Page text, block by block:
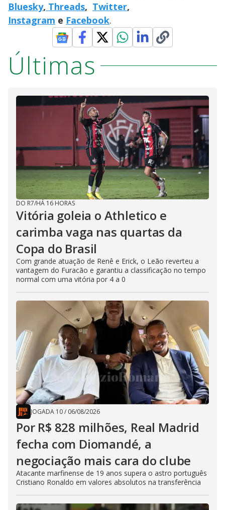
Bluesky, Threads, Twitter,
Instagram e Facebook.
Últimas
DO R7/HÁ 16 HORAS
Vitória goleia o Athletico e
carimba vaga nas quartas da
Copa do Brasil
Com grande atuação de Renê e Erick, o Leão reverteu a
vantagem do Furacão e garantiu a classificação no tempo
normal com uma vitória por 4 a 0
JOGADA 10/ 06/08/2026
Por R$ 828 milhões, Real Madrid
fecha com Diomandé, a
negociação mais cara do clube
Atacante marfinense de 19 anos supera o astro português
Cristiano Ronaldo em valores absolutos na transferência